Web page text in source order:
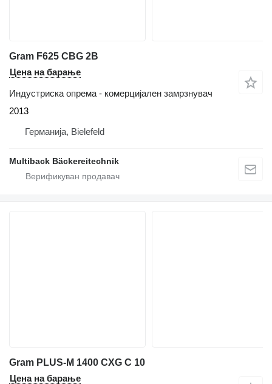
Gram F625 CBG 2B
Цена на барање
Индустриска опрема - комерцијален замрзнувач
2013
Германија, Bielefeld
Multiback Bäckereitechnik
Gram PLUS-M 1400 CXG C 10
Цена на барање